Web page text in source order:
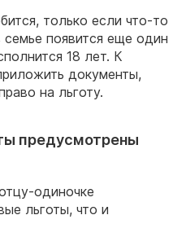
только если что-то
появится еще один
18 лет. К
документы,
на льготу.
предусмотрены
одиночке
льготы, что и